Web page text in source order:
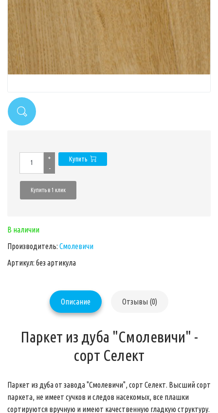
+
-
Купить
Купить в 1 клик
В наличии
Производитель: Смолевичи
Артикул: без артикула
Описание Отзывы (0)
Паркет из дуба "Смолевичи" -
сорт Селект
Паркет из дубаот завода "Смолевичи", сорт Селект. Высший сорт
паркета, не имеет сучков и следов насекомых, все плашки
сортируются вручную и имеют качественную гладкую структуру.